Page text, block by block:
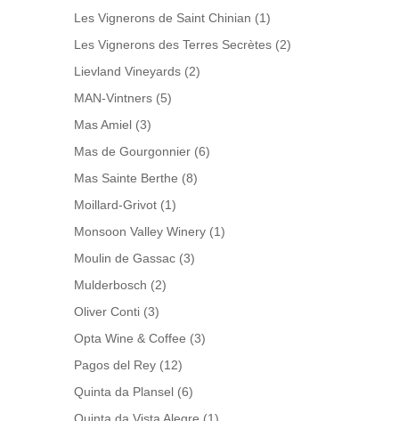
Les Vignerons de Saint Chinian (1)
Les Vignerons des Terres Secrètes (2)
Lievland Vineyards (2)
MAN-Vintners (5)
Mas Amiel (3)
Mas de Gourgonnier (6)
Mas Sainte Berthe (8)
Moillard-Grivot (1)
Monsoon Valley Winery (1)
Moulin de Gassac (3)
Mulderbosch (2)
Oliver Conti (3)
Opta Wine & Coffee (3)
Pagos del Rey (12)
Quinta da Plansel (6)